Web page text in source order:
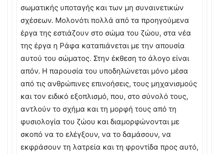
σωματικής υποταγής και των μη συναινετικών
σχέσεων. Μολονότι πολλά από τα προηγούμενα
έργα της εστιάζουν στο σώμα του ζώου, στα νέα
της έργα η Ράφα καταπιάνεται με την απουσία
αυτού του σώματος. Στην έκθεση το άλογο είναι
απόν. Η παρουσία του υποδηλώνεται μόνο μέσα
από τις ανθρώπινες επινοήσεις, τους μηχανισμούς
και τον ειδικό εξοπλισμό, που, στο σύνολό τους,
αντλούν το σχήμα και τη μορφή τους από τη
φυσιολογία του ζώου και διαμορφώνονται με
σκοπό να το ελέγξουν, να το δαμάσουν, να
εκφράσουν τη λατρεία και τη φροντίδα προς αυτό,